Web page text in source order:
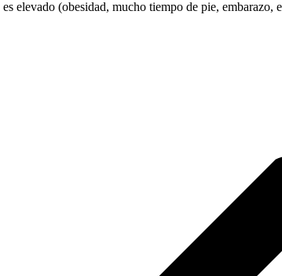
elevado (obesidad, mucho tiempo de pie, embarazo,